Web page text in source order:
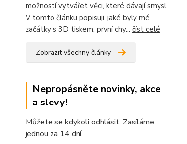
možností vytvářet věci, které dávají smysl.
V tomto článku popisuji, jaké byly mé
začátky s 3D tiskem, první chy... číst celé
Zobrazit všechny články
Nepropásněte novinky, akce
a slevy!
Můžete se kdykoli odhlásit. Zasíláme
jednou za 14 dní.